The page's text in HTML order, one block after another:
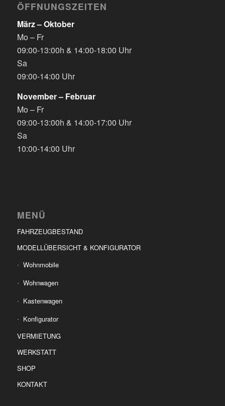
ÖFFNUNGSZEITEN
März – Oktober
Mo – Fr
09:00-13:00h & 14:00-18:00 Uhr
Sa
09:00-14:00 Uhr
November – Februar
Mo – Fr
09:00-13:00h & 14:00-17:00 Uhr
Sa
10:00-14:00 Uhr
MENÜ
FAHRZEUGBESTAND
MODELLÜBERSICHT & KONFIGURATOR
Wohnmobile
Wohnwagen
Kastenwagen
Konfigurator
VERMIETUNG
WERKSTATT
SHOP
KONTAKT